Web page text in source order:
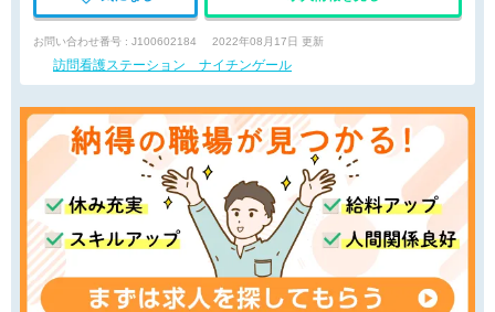
お問い合わせ番号 : J100602184 2022年08月17日 更新
訪問看護ステーション ナイチンゲール